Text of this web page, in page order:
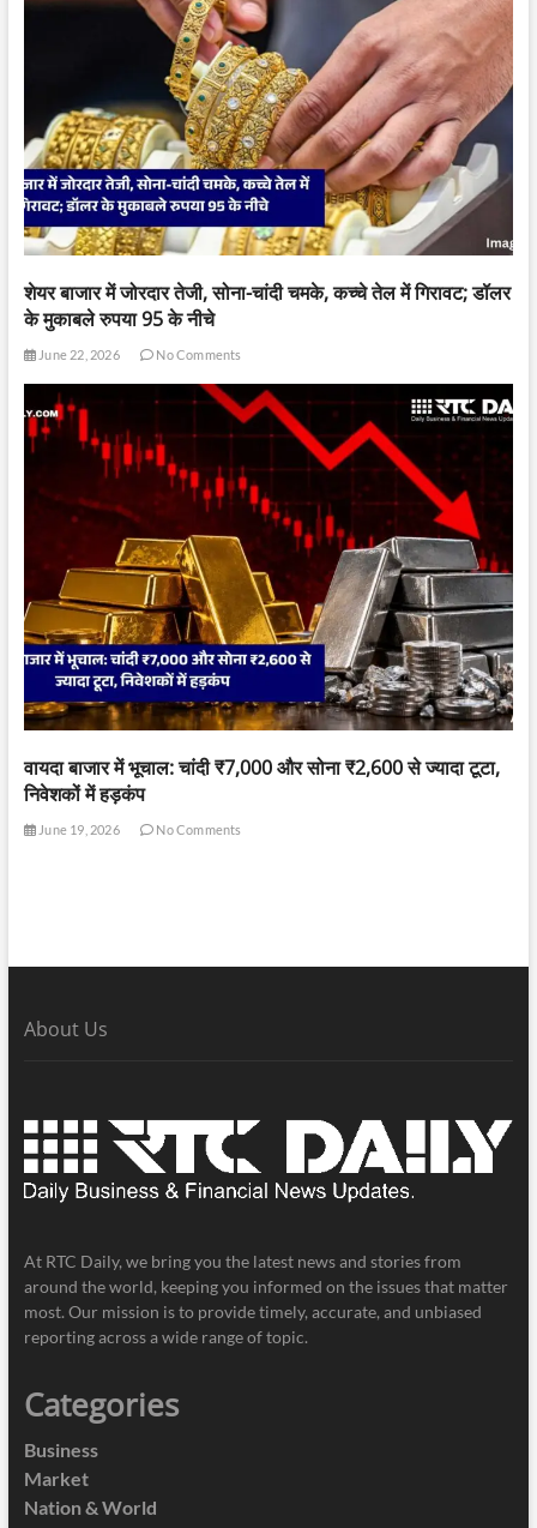
शेयर बाजार में जोरदार तेजी, सोना-चांदी चमके, कच्चे तेल में गिरावट; डॉलर
के मुकाबले रुपया 95 के नीचे
June 22, 2026 No Comments
वायदा बाजार में भूचाल: चांदी ₹7,000 और सोना ₹2,600 से ज्यादा टूटा,
निवेशकों में हड़कंप
June 19, 2026 No Comments
About Us
At RTC Daily, we bring you the latest news and stories from
around the world, keeping you informed on the issues that matter
most. Our mission is to provide timely, accurate, and unbiased
reporting across a wide range of topic.
Categories
Business
Market
Nation & World